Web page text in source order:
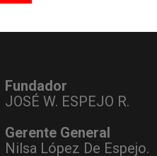
Fundador
JOSÉ W. ESPEJO R.
Gerente General
Nilsa López De Espejo.